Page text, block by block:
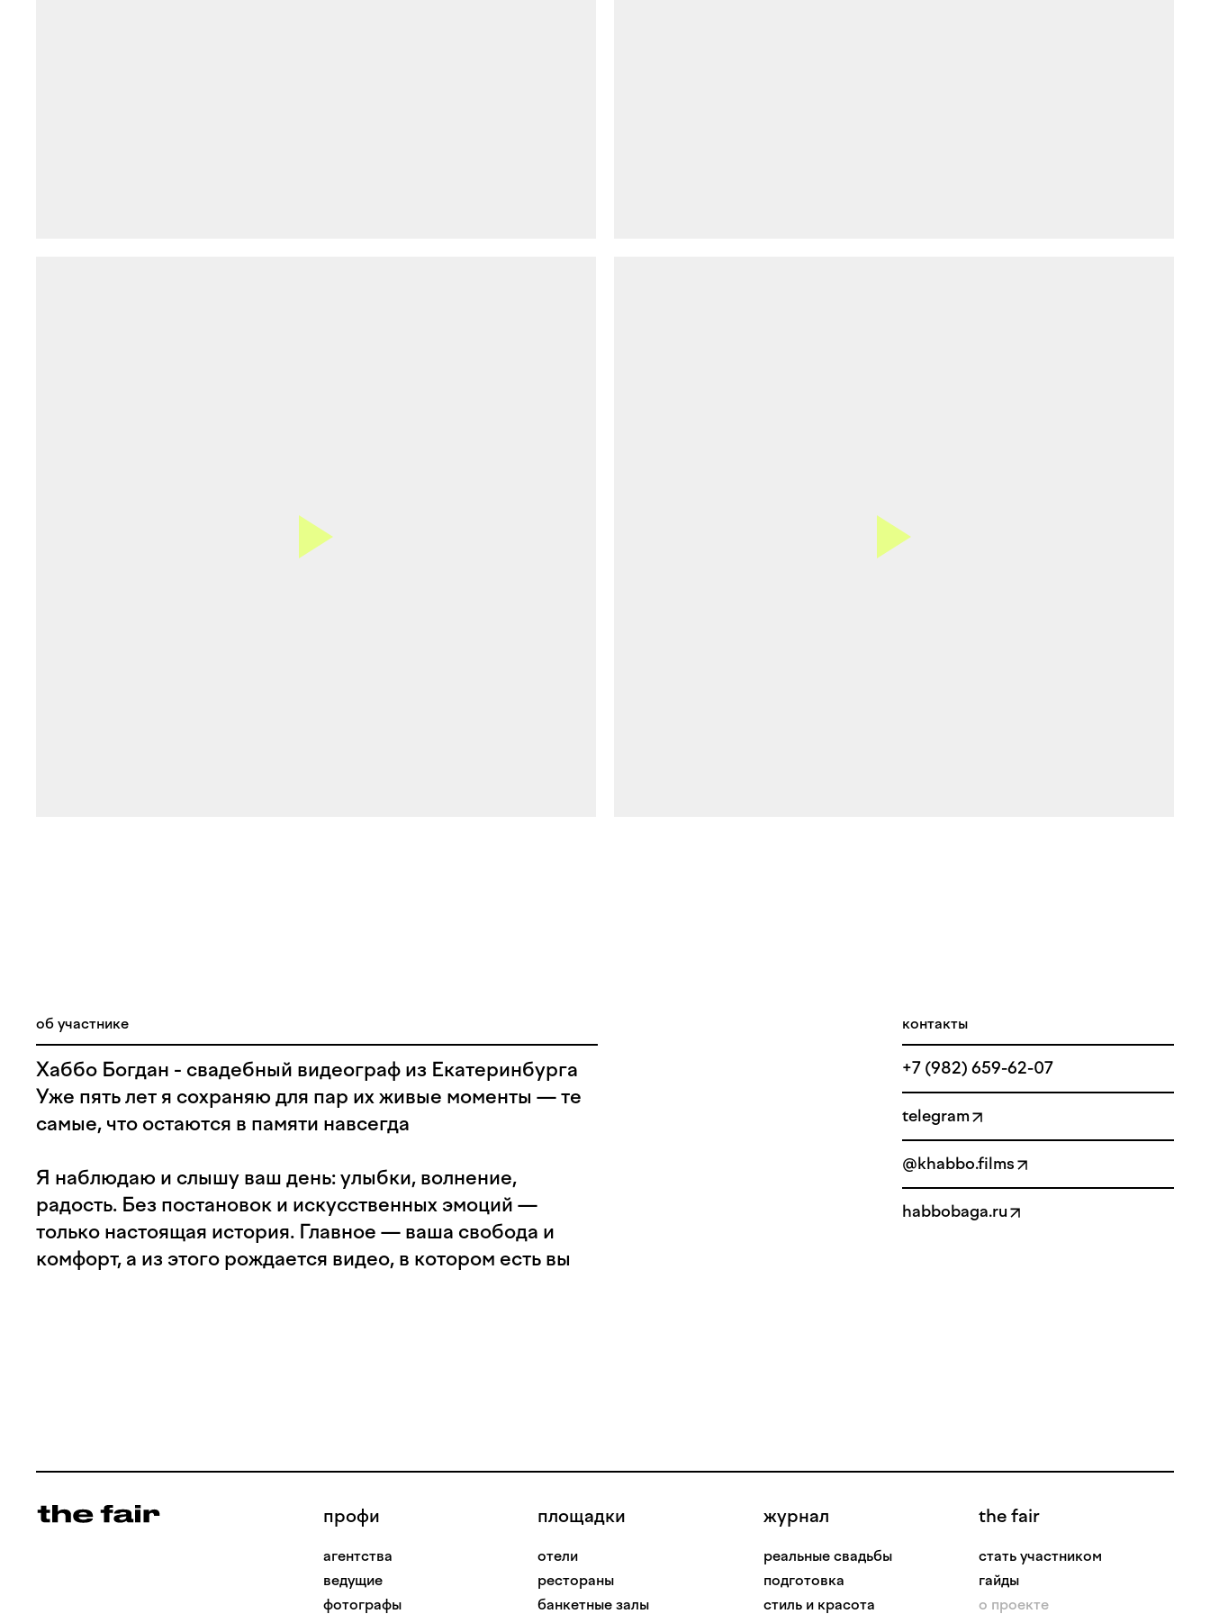
об участнике
Хаббо Богдан - свадебный видеограф из Екатеринбурга
Уже пять лет я сохраняю для пар их живые моменты — те
самые, что остаются в памяти навсегда
Я наблюдаю и слышу ваш день: улыбки, волнение,
радость. Без постановок и искусственных эмоций —
только настоящая история. Главное — ваша свобода и
комфорт, а из этого рождается видео, в котором есть вы
контакты
+7 (982) 659-62-07
telegram
@khabbo.films
habbobaga.ru
профи
агентства
ведущие
фотографы
площадки
отели
рестораны
банкетные залы
журнал
реальные свадьбы
подготовка
стиль и красота
the fair
стать участником
гайды
о проекте